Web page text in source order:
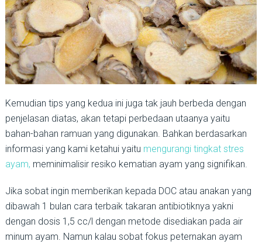
Kemudian tips yang kedua ini juga tak jauh berbeda dengan
penjelasan diatas, akan tetapi perbedaan utaanya yaitu
bahan-bahan ramuan yang digunakan. Bahkan berdasarkan
informasi yang kami ketahui yaitu mengurangi tingkat stres
ayam, meminimalisir resiko kematian ayam yang signifikan.
Jika sobat ingin memberikan kepada DOC atau anakan yang
dibawah 1 bulan cara terbaik takaran antibiotiknya yakni
dengan dosis 1,5 cc/l dengan metode disediakan pada air
minum ayam. Namun kalau sobat fokus peternakan ayam